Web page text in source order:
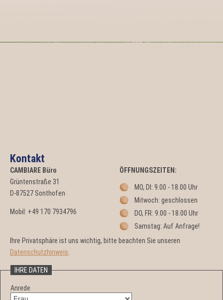
Kontakt
CAMBIARE Büro
Grüntenstraße 31
D-87527 Sonthofen
Mobil: +49 170 7934796
ÖFFNUNGSZEITEN:
MO, DI: 9.00 - 18.00 Uhr
Mitwoch: geschlossen
DO, FR: 9.00 - 18.00 Uhr
Samstag: Auf Anfrage!
Ihre Privatsphäre ist uns wichtig, bitte beachten Sie unseren
Datenschutzhinweis
IHRE DATEN
Anrede